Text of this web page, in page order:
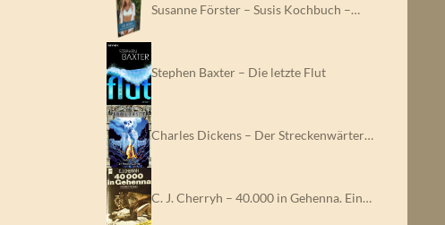
Susanne Förster – Susis Kochbuch –…
Stephen Baxter – Die letzte Flut
Charles Dickens – Der Streckenwärter…
C. J. Cherryh – 40.000 in Gehenna. Ein…